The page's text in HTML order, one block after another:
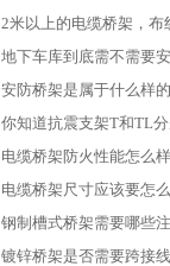
2米以上的电缆桥架，布
地下车库到底需不需要
安防桥架是属于什么样
你知道抗震支架T和TL
电缆桥架防火性能怎么
电缆桥架尺寸应该要怎
钢制槽式桥架需要哪些
镀锌桥架是否需要跨接线